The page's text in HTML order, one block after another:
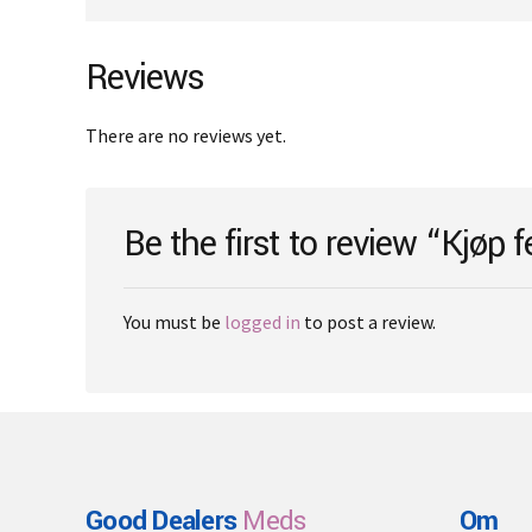
The
options
be
the
product
Reviews
There are no reviews yet.
Be the first to review “Kjøp
You must be logged in to post a review.
Good DealersMeds Om